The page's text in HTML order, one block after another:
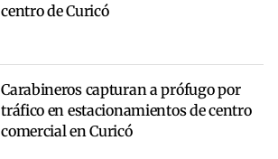
centro de Curicó
Carabineros capturan a prófugo por
tráfico en estacionamientos de centro
comercial en Curicó